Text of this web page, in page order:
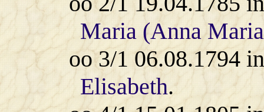
Maria (Anna
oo 3/1 06.08.1794
Elisabeth.